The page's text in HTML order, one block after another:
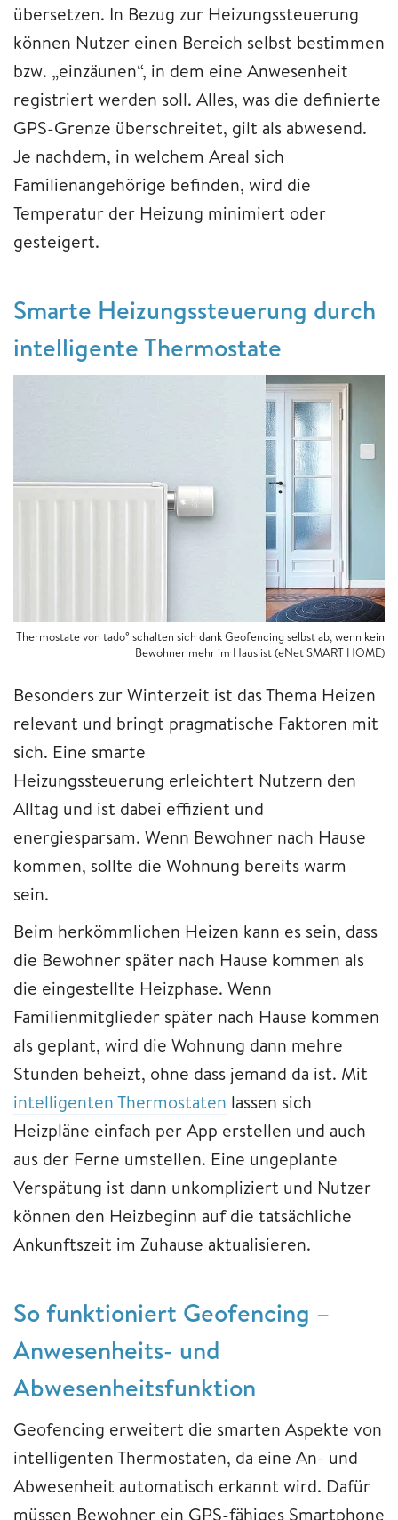
übersetzen. In Bezug zur Heizungssteuerung
können Nutzer einen Bereich selbst bestimmen
bzw. „einzäunen“, in dem eine Anwesenheit
registriert werden soll. Alles, was die definierte
GPS-Grenze überschreitet, gilt als abwesend.
Je nachdem, in welchem Areal sich
Familienangehörige befinden, wird die
Temperatur der Heizung minimiert oder
gesteigert.
Smarte Heizungssteuerung durch
intelligente Thermostate
Thermostate von tado° schalten sich dank Geofencing selbst ab, wenn kein
Bewohner mehr im Haus ist (eNet SMART HOME)
Besonders zur Winterzeit ist das Thema Heizen
relevant und bringt pragmatische Faktoren mit
sich. Eine smarte
Heizungssteuerung erleichtert Nutzern den
Alltag und ist dabei effizient und
energiesparsam. Wenn Bewohner nach Hause
kommen, sollte die Wohnung bereits warm
sein.
Beim herkömmlichen Heizen kann es sein, dass
die Bewohner später nach Hause kommen als
die eingestellte Heizphase. Wenn
Familienmitglieder später nach Hause kommen
als geplant, wird die Wohnung dann mehre
Stunden beheizt, ohne dass jemand da ist. Mit
intelligenten Thermostaten lassen sich
Heizpläne einfach per App erstellen und auch
aus der Ferne umstellen. Eine ungeplante
Verspätung ist dann unkompliziert und Nutzer
können den Heizbeginn auf die tatsächliche
Ankunftszeit im Zuhause aktualisieren.
So funktioniert Geofencing –
Anwesenheits- und
Abwesenheitsfunktion
Geofencing erweitert die smarten Aspekte von
intelligenten Thermostaten, da eine An- und
Abwesenheit automatisch erkannt wird. Dafür
müssen Bewohner ein GPS-fähiges Smartphone